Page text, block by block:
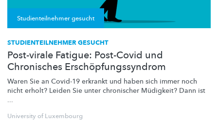
Studienteilnehmer gesucht
STUDIENTEILNEHMER GESUCHT
Post-virale Fatigue: Post-Covid und
Chronisches Erschöpfungssyndrom
Waren Sie an Covid-19 erkrankt und haben sich immer noch
nicht erholt? Leiden Sie unter chronischer Müdigkeit? Dann ist
...
University of Luxembourg